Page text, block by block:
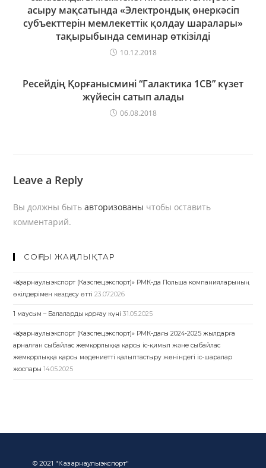
асыру мақсатында «Электрондық өнеркәсіп
субъекттерін мемлекеттік қолдау шаралары»
тақырыбында семинар өткізілді
10.12.2018
Ресейдің Қорғанысмині “Галактика 1СВ” күзет
жүйесін сатып алады
06.08.2018
Leave a Reply
Вы должны бытьавторизованы чтобы оставить
комментарий.
СОҢҒЫ ЖАҢАЛЫҚТАР
«Қазарнаулыэкспорт (Казспецэкспорт)» РМК-да Польша компанияларының
өкілдерімен кездесу өтті 23.07.2026
1 маусым – Балаларды қорғау күні 31.05.2025
«Қазарнаулыэкспорт (Казспецэкспорт)» РМК-дағы 2024-2025 жылдарға
арналған сыбайлас жемқорлыққа қарсы іс-қимыл және сыбайлас
жемқорлыққа қарсы мәдениетті қалыптастыру жөніндегі іс-шаралар
жоспары 14.05.2025
© 2021 "Казарнаулыэкспорт"